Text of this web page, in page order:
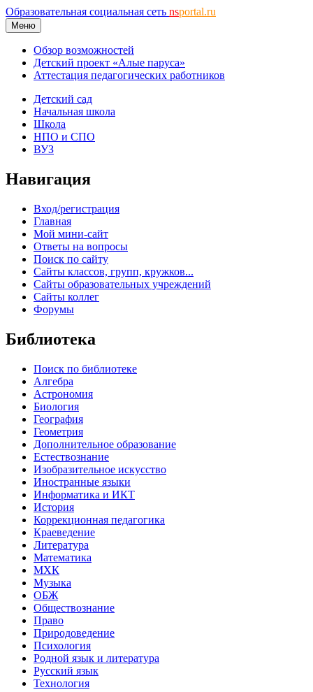
Образовательная социальная сеть nsportal.ru
Меню
Обзор возможностей
Детский проект «Алые паруса»
Аттестация педагогических работников
Детский сад
Начальная школа
Школа
НПО и СПО
ВУЗ
Навигация
Вход/регистрация
Главная
Мой мини-сайт
Ответы на вопросы
Поиск по сайту
Сайты классов, групп, кружков...
Сайты образовательных учреждений
Сайты коллег
Форумы
Библиотека
Поиск по библиотеке
Алгебра
Астрономия
Биология
География
Геометрия
Дополнительное образование
Естествознание
Изобразительное искусство
Иностранные языки
Информатика и ИКТ
История
Коррекционная педагогика
Краеведение
Литература
Математика
МХК
Музыка
ОБЖ
Обществознание
Право
Природоведение
Психология
Родной язык и литература
Русский язык
Технология